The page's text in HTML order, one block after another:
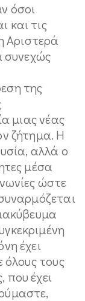
όσοι
και τις
Αριστερά
συνεχώς
της
μιας νέας
ζήτημα. Η
αλλά ο
μέσα
ώστε
έχει
όλους τους
που έχει